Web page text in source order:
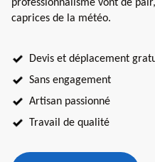
professionnalisme vont de
caprices de la météo.
Devis et déplacement
Sans engagement
Artisan passionné
Travail de qualité